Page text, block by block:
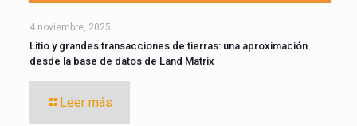
4 noviembre, 2025
Litio y grandes transacciones de tierras: una aproximación
desde la base de datos de Land Matrix
Leer más